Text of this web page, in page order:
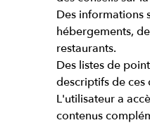
Des informations
hébergements,
restaurants.
Des listes de
descriptifs de ces
L'utilisateur a
contenus